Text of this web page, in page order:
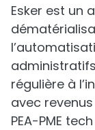
Esker est un
régulière à
avec
PEA-PME